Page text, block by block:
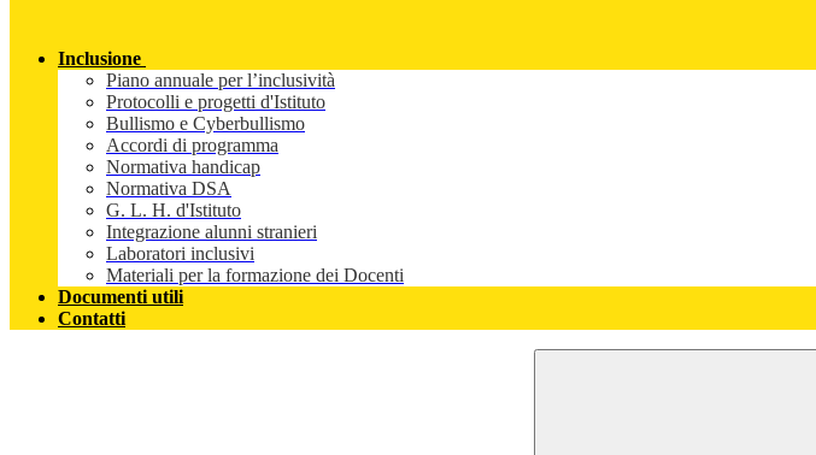
Inclusione
Piano annuale per l’inclusività
Protocolli e progetti d'Istituto
Bullismo e Cyberbullismo
Accordi di programma
Normativa handicap
Normativa DSA
G. L. H. d'Istituto
Integrazione alunni stranieri
Laboratori inclusivi
Materiali per la formazione dei Docenti
Documenti utili
Contatti